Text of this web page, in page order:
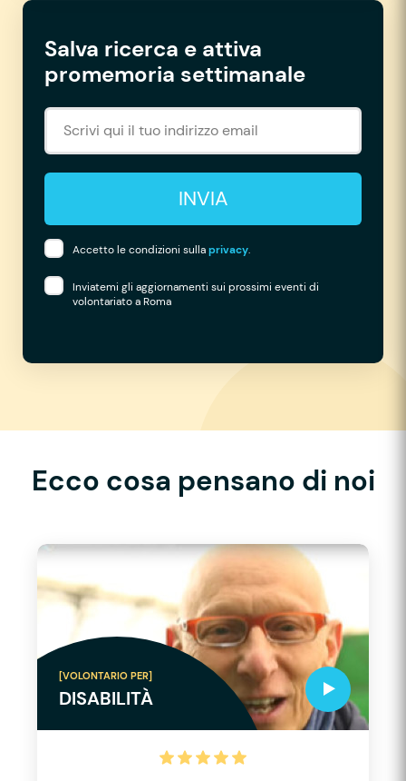
Salva ricerca e attiva
promemoria settimanale
INVIA
Accetto le condizioni sullaprivacy.
Inviatemi gli aggiornamenti sui prossimi eventi di
volontariato a Roma
Ecco cosa pensano di noi
[VOLONTARIO PER]
DISABILITÀ